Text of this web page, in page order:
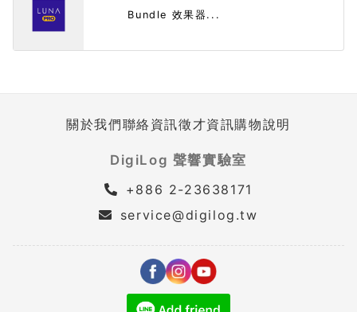
Bundle 效果器...
關於我們聯絡資訊徵才資訊購物說明
DigiLog 聲響實驗室
+886 2-23638171
service@digilog.tw